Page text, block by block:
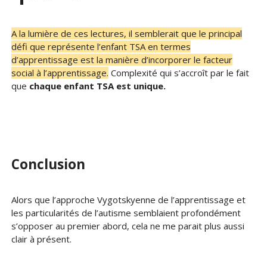
A la lumière de ces lectures, il semblerait que le principal
défi que représente l’enfant TSA en termes
d’apprentissage est la manière d’incorporer le facteur
social à l’apprentissage. Complexité qui s’accroît par le fait
que chaque enfant TSA est unique.
Conclusion
Alors que l’approche Vygotskyenne de l’apprentissage et
les particularités de l’autisme semblaient profondément
s’opposer au premier abord, cela ne me parait plus aussi
clair à présent.